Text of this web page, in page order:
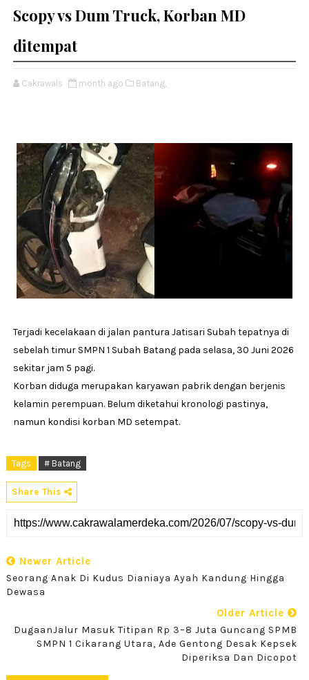
Scopy vs Dum Truck, Korban MD
ditempat
Cakrawals month ago Batang,
Terjadi kecelakaan di jalan pantura Jatisari Subah tepatnya di
sebelah timur SMPN 1 Subah Batang pada selasa, 30 Juni 2026
sekitar jam 5 pagi.
Korban diduga merupakan karyawan pabrik dengan berjenis
kelamin perempuan. Belum diketahui kronologi pastinya,
namun kondisi korban MD setempat.
Tags # Batang
Share This
Newer Article
Seorang Anak Di Kudus Dianiaya Ayah Kandung Hingga
Dewasa
Older Article
DugaanJalur Masuk Titipan Rp 3–8 Juta Guncang SPMB
SMPN 1 Cikarang Utara, Ade Gentong Desak Kepsek
Diperiksa Dan Dicopot